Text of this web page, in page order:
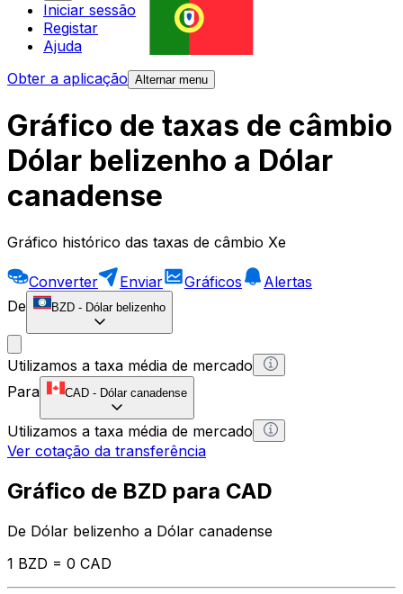
Iniciar sessão
Registar
Ajuda
Obter a aplicação Alternar menu
Gráfico de taxas de câmbio
Dólar belizenho a Dólar
canadense
Gráfico histórico das taxas de câmbio Xe
Converter Enviar Gráficos
Alertas
De
BZD - Dólar belizenho
Utilizamos a taxa média de mercado
Para
CAD - Dólar canadense
Utilizamos a taxa média de mercado
Ver cotação da transferência
Gráfico de BZD para CAD
De Dólar belizenho a Dólar canadense
1 BZD = 0 CAD